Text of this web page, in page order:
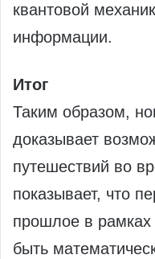
квантовой
информации.
Итог
Таким образом,
доказывает
путешествий во
показывает, что
прошлое в
быть